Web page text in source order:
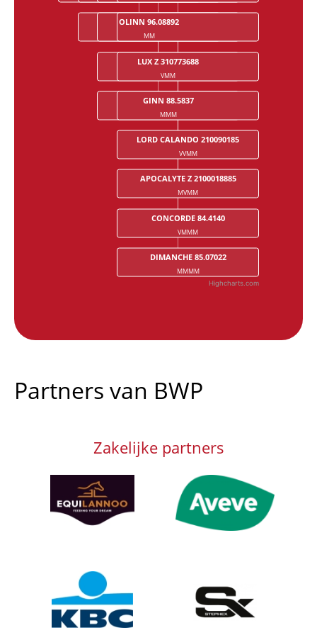
OLINN 96.08892
MM
MOVERA 94.4562
LUX Z 310773688
VMM
GINN 88.5837
MMM
JOLANDA 91.7457
BERNSTEIN 83.7741
GOVERA 88.4910
LORD CALANDO 210090185
VVMM
APOCALYTE Z 2100018885
MVMM
CONCORDE 84.4140
VMMM
DIMANCHE 85.07022
MMMM
Highcharts.com
Partners van BWP
Zakelijke partners
Afbeelding Afbeelding
Afbeelding